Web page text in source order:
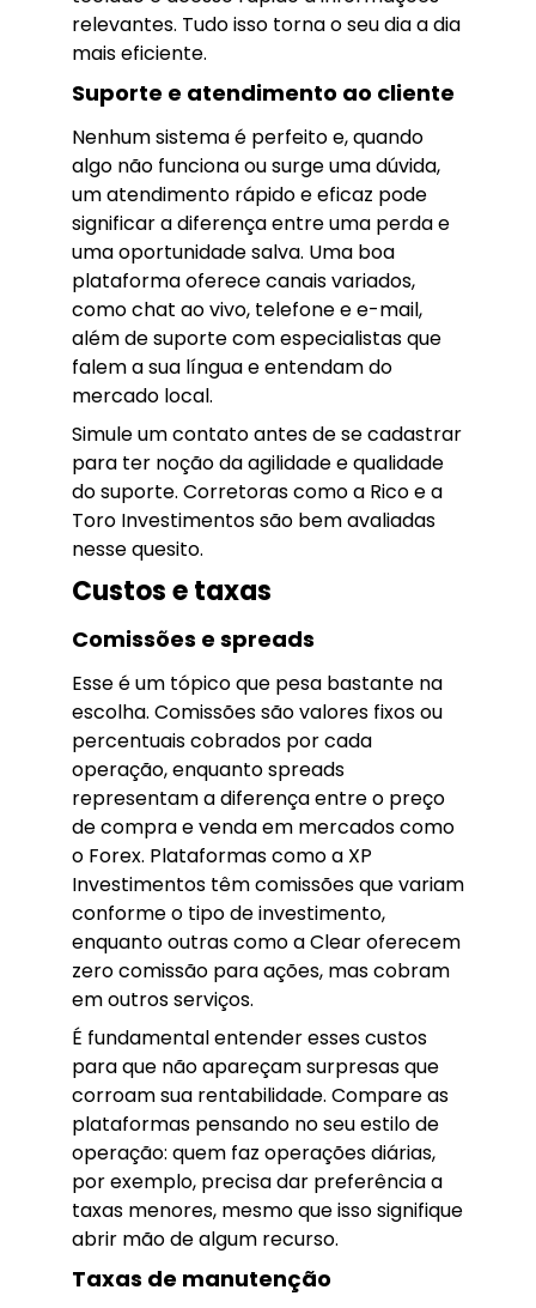
relevantes. Tudo isso torna o seu dia a dia
mais eficiente.
Suporte e atendimento ao cliente
Nenhum sistema é perfeito e, quando
algo não funciona ou surge uma dúvida,
um atendimento rápido e eficaz pode
significar a diferença entre uma perda e
uma oportunidade salva. Uma boa
plataforma oferece canais variados,
como chat ao vivo, telefone e e-mail,
além de suporte com especialistas que
falem a sua língua e entendam do
mercado local.
Simule um contato antes de se cadastrar
para ter noção da agilidade e qualidade
do suporte. Corretoras como a Rico e a
Toro Investimentos são bem avaliadas
nesse quesito.
Custos e taxas
Comissões e spreads
Esse é um tópico que pesa bastante na
escolha. Comissões são valores fixos ou
percentuais cobrados por cada
operação, enquanto spreads
representam a diferença entre o preço
de compra e venda em mercados como
o Forex. Plataformas como a XP
Investimentos têm comissões que variam
conforme o tipo de investimento,
enquanto outras como a Clear oferecem
zero comissão para ações, mas cobram
em outros serviços.
É fundamental entender esses custos
para que não apareçam surpresas que
corroam sua rentabilidade. Compare as
plataformas pensando no seu estilo de
operação: quem faz operações diárias,
por exemplo, precisa dar preferência a
taxas menores, mesmo que isso signifique
abrir mão de algum recurso.
Taxas de manutenção